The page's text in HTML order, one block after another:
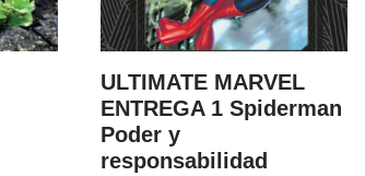
ULTIMATE MARVEL
ENTREGA 1 Spiderman
Poder y
responsabilidad